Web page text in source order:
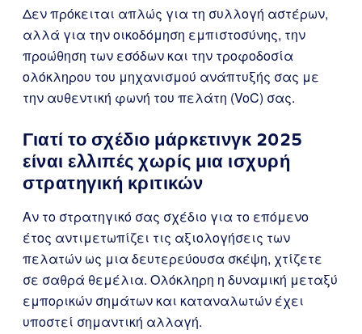
Δεν πρόκειται απλώς για τη συλλογή αστέρων,
αλλά για την οικοδόμηση εμπιστοσύνης, την
προώθηση των εσόδων και την τροφοδοσία
ολόκληρου του μηχανισμού ανάπτυξής σας με
την αυθεντική φωνή του πελάτη (VoC) σας.
Γιατί το σχέδιο μάρκετινγκ 2025
είναι ελλιπές χωρίς μια ισχυρή
στρατηγική κριτικών
Αν το στρατηγικό σας σχέδιο για το επόμενο
έτος αντιμετωπίζει τις αξιολογήσεις των
πελατών ως μια δευτερεύουσα σκέψη, χτίζετε
σε σαθρά θεμέλια. Ολόκληρη η δυναμική μεταξύ
εμπορικών σημάτων και καταναλωτών έχει
υποστεί σημαντική αλλαγή.